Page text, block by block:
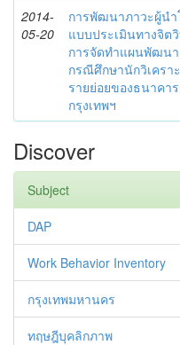
2014-
05-20
การพัฒนาภาวะผู้นำ
แบบประเมินทางจิต
การจัดทำแผนพัฒนา
กรณีศึกษานักวิเครา
รายย่อยของธนาคา
กรุงเทพฯ
Discover
Subject
DAP
Work Behavior Inventory
กรุงเทพมหานคร
ทฤษฎีบุคลิกภาพ